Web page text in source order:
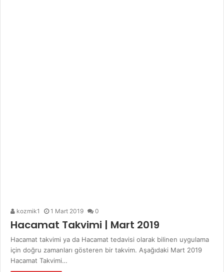
kozmik1 1 Mart 2019 0
Hacamat Takvimi | Mart 2019
Hacamat takvimi ya da Hacamat tedavisi olarak bilinen uygulama
için doğru zamanları gösteren bir takvim. Aşağıdaki Mart 2019
Hacamat Takvimi…